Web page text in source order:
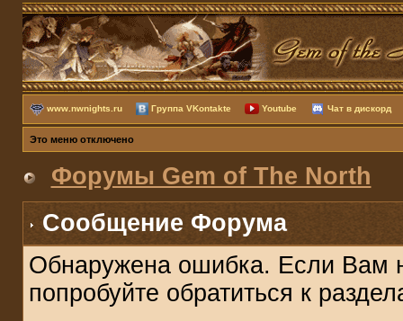
www.nwnights.ru Группа VKontakte Youtube Чат в дискорд
Это меню отключено
Форумы Gem of The North
Сообщение Форума
Обнаружена ошибка. Если Вам
попробуйте обратиться к